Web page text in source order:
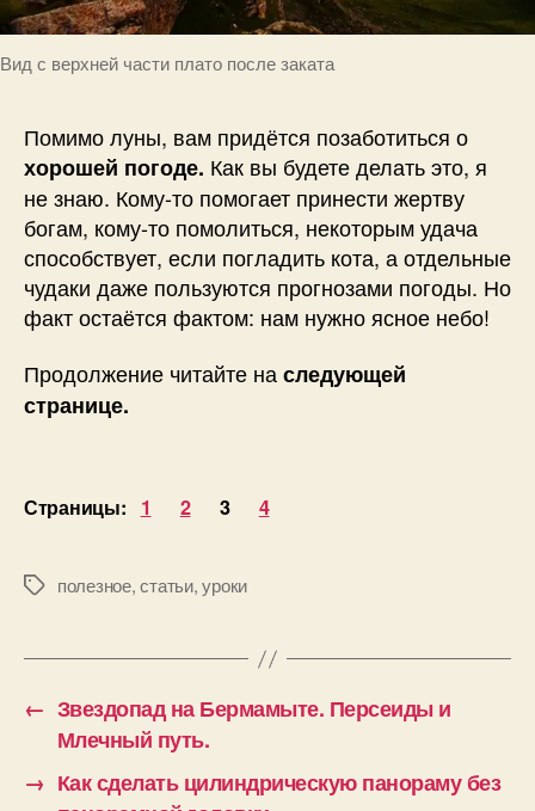
Вид с верхней части плато после заката
Помимо луны, вам придётся позаботиться о
хорошей погоде. Как вы будете делать это, я
не знаю. Кому-то помогает принести жертву
богам, кому-то помолиться, некоторым удача
способствует, если погладить кота, а отдельные
чудаки даже пользуются прогнозами погоды. Но
факт остаётся фактом: нам нужно ясное небо!
Продолжение читайте наследующей
странице.
Страницы: 1 2 3 4
Меткиполезное,статьи,уроки
← Звездопад на Бермамыте. Персеиды и
Млечный путь.
→ Как сделать цилиндрическую панораму без